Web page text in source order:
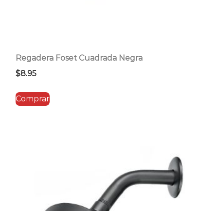
Regadera Foset Cuadrada Negra
$8.95
Comprar